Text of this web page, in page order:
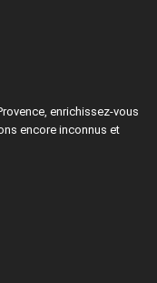
enrichissez-vous
encore inconnus et